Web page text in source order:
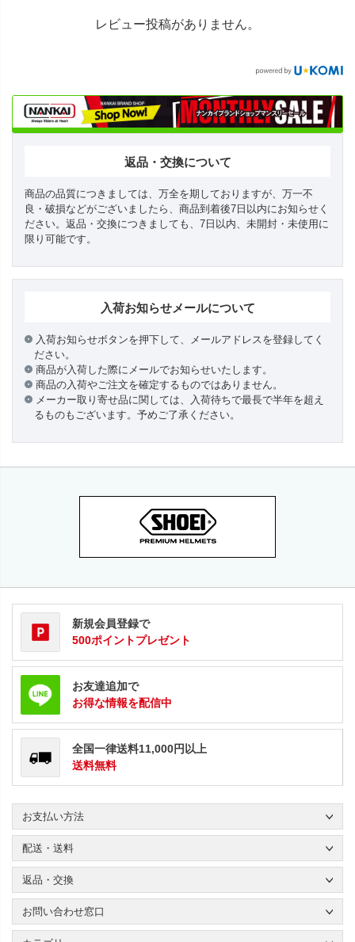
レビュー投稿がありません。
返品・交換について
商品の品質につきましては、万全を期しておりますが、万一不
良・破損などがございましたら、商品到着後7日以内にお知らせく
ださい。返品・交換につきましても、7日以内、未開封・未使用に
限り可能です。
入荷お知らせメールについて
入荷お知らせボタンを押下して、メールアドレスを登録してく
ださい。
商品が入荷した際にメールでお知らせいたします。
商品の入荷やご注文を確定するものではありません。
メーカー取り寄せ品に関しては、入荷待ちで最長で半年を超え
るものもございます。予めご了承ください。
新規会員登録で
500ポイントプレゼント
お友達追加で
お得な情報を配信中
全国一律送料11,000円以上
送料無料
お支払い方法
配送・送料
返品・交換
お問い合わせ窓口